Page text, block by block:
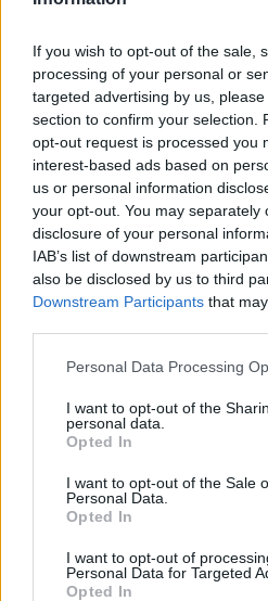
If you wish to opt-out of the sale,
processing of your personal or
targeted advertising by us,
section to confirm your selection.
opt-out request is processed you
interest-based ads based on
us or personal information
your opt-out. You may separately
disclosure of your personal
IAB’s list of downstream
also be disclosed by us to third
Downstream Participants that
Personal Data Processing
I want to opt-out of the
personal data.
Opted In
I want to opt-out of the Sale
Personal Data.
Opted In
I want to opt-out of
Personal Data for Targeted
Opted In
Prečo si vybrať
Guľôčkový celovýsuv 500mm
spodnú hranu bočnice
túto dĺžku je 40kg.
Parametre
SKU: D-
Výrobca:
Obsah balenia: 2x
Nosnosť:
Technológia pohybu: